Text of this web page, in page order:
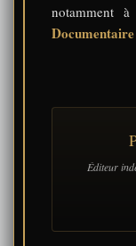
notamment
Éditeur